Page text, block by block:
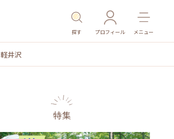
探す プロフィール メニュー
軽井沢
特集